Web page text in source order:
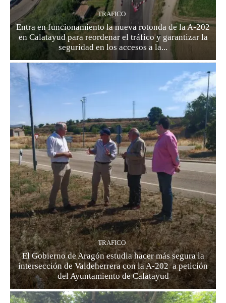
TRAFICO
Entra en funcionamiento la nueva rotonda de la A-202
en Calatayud para reordenar el tráfico y garantizar la
seguridad en los accesos a la...
TRAFICO
El Gobierno de Aragón estudia hacer más segura la
intersección de Valdeherrera con la A-202 a petición
del Ayuntamiento de Calatayud